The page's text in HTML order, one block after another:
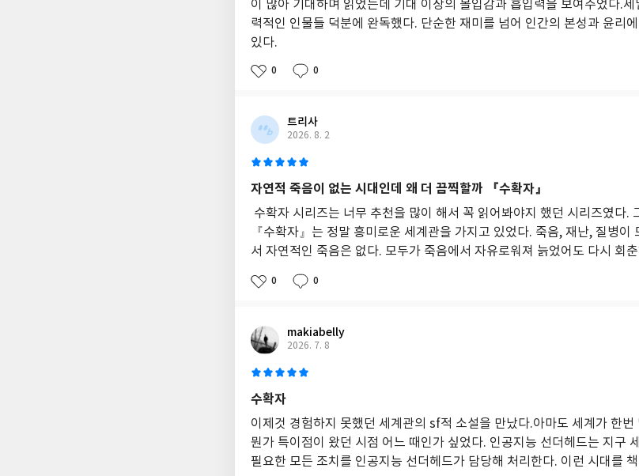
이 많아 기대하며 읽었는데 기대 이상의 몰입감과 흡입력을 보여주었다.
력적인 인물들 덕분에 완독했다. 단순한 재미를 넘어 인간의 본성과 윤리
있다.
0 0
트리사
2026. 8. 2
자연적 죽음이 없는 시대인데 왜 더 끔찍할까 『수확자』
수확자 시리즈는 너무 추천을 많이 해서 꼭 읽어봐야지 했던 시리즈였다.
『수확자』는 정말 흥미로운 세계관을 가지고 있었다. 죽음, 재난, 질병이
서 자연적인 죽음은 없다. 모두가 죽음에서 자유로워져 늙었어도 다시 회
0 0
makiabelly
2026. 7. 8
수확자
이제것 경험하지 못했던 세계관의 sf적 소설을 만났다.아마도 세계가 한
뭔가 특이점이 왔던 시점 어느 때인가 싶었다. 인공지능 선더헤드는 지구
필요한 모든 조치를 인공지능 선더헤드가 담당해 처리한다. 이런 시대를